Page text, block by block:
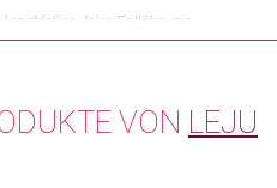
faire Entlöhnung.
VON LEJU